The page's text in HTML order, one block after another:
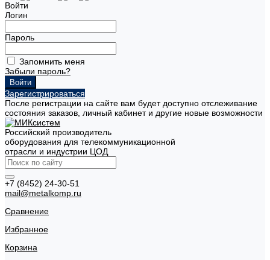
Войти
Логин
Пароль
Запомнить меня
Забыли пароль?
Зарегистрироваться
После регистрации на сайте вам будет доступно отслеживание
состояния заказов, личный кабинет и другие новые возможности
Российский производитель
оборудования для телекоммуникационной
отрасли и индустрии ЦОД
+7 (8452) 24-30-51
mail@metalkomp.ru
Сравнение
Избранное
Корзина